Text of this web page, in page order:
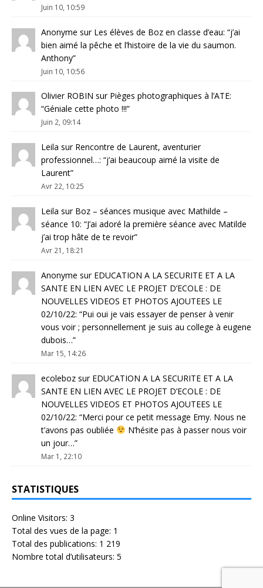
Juin 10, 10:59
Anonyme sur Les élèves de Boz en classe d’eau: “j’ai
bien aimé la pêche et l’histoire de la vie du saumon.
Anthony”
Juin 10, 10:56
Olivier ROBIN sur Pièges photographiques à l’ATE:
“Géniale cette photo !!!”
Juin 2, 09:14
Leila sur Rencontre de Laurent, aventurier
professionnel…: “j’ai beaucoup aimé la visite de
Laurent”
Avr 22, 10:25
Leila sur Boz – séances musique avec Mathilde –
séance 10: “J’ai adoré la première séance avec Matilde
j’ai trop hâte de te revoir”
Avr 21, 18:21
Anonyme sur EDUCATION A LA SECURITE ET A LA
SANTE EN LIEN AVEC LE PROJET D’ECOLE : DE
NOUVELLES VIDEOS ET PHOTOS AJOUTEES LE
02/10/22: “Pui oui je vais essayer de penser à venir
vous voir ; personnellement je suis au college à eugene
dubois…”
Mar 15, 14:26
ecoleboz sur EDUCATION A LA SECURITE ET A LA
SANTE EN LIEN AVEC LE PROJET D’ECOLE : DE
NOUVELLES VIDEOS ET PHOTOS AJOUTEES LE
02/10/22: “Merci pour ce petit message Emy. Nous ne
t’avons pas oubliée
N’hésite pas à passer nous voir
un jour…”
Mar 1, 22:10
STATISTIQUES
Online Visitors: 3
Total des vues de la page: 1
Total des publications: 1 219
Nombre total d’utilisateurs: 5